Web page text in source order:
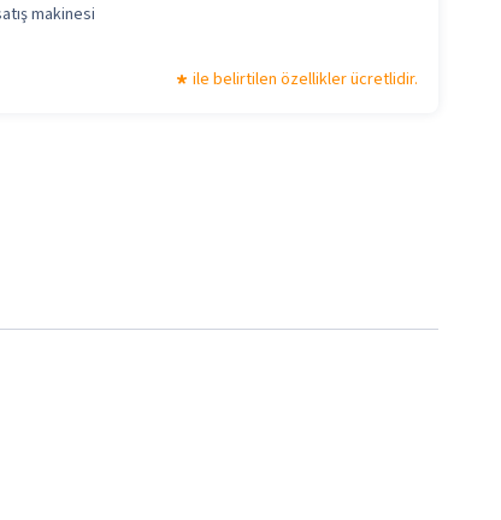
makinesi
ile belirtilen özellikler ücretlidir.